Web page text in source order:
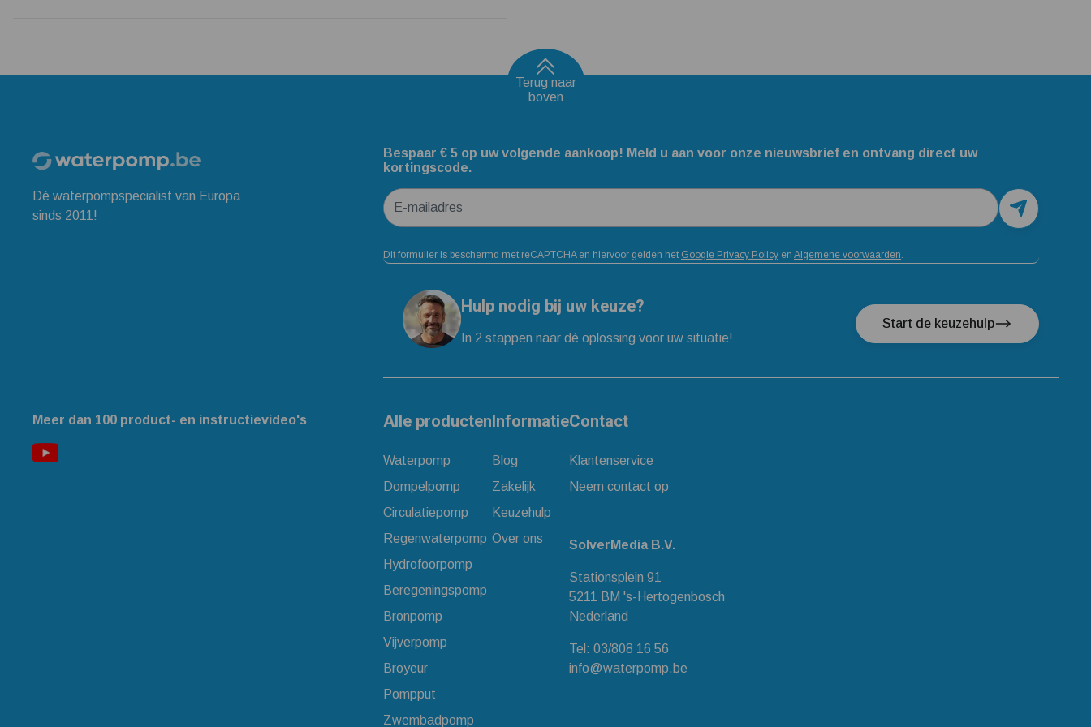
Terug naar
boven
Dé waterpompspecialist van Europa
sinds 2011!
Bespaar € 5 op uw volgende aankoop! Meld u aan voor onze nieuwsbrief en ontvang direct uw
kortingscode.
E-mailadres
Dit formulier is beschermd met reCAPTCHA en hiervoor gelden het Google Privacy Policy en Algemene voorwaarden.
Hulp nodig bij uw keuze?
In 2 stappen naar dé oplossing voor uw situatie!
Start de keuzehulp
Meer dan 100 product- en instructievideo's Alle producten
Waterpomp
Dompelpomp
Circulatiepomp
Regenwaterpomp
Hydrofoorpomp
Beregeningspomp
Bronpomp
Vijverpomp
Broyeur
Pompput
Zwembadpomp
Informatie
Blog
Zakelijk
Keuzehulp
Over ons
Contact
Klantenservice
Neem contact op
SolverMedia B.V.
Stationsplein 91
5211 BM 's-Hertogenbosch
Nederland
Tel: 03/808 16 56
info@waterpomp.be